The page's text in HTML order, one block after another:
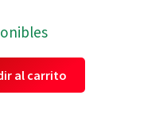
al carrito